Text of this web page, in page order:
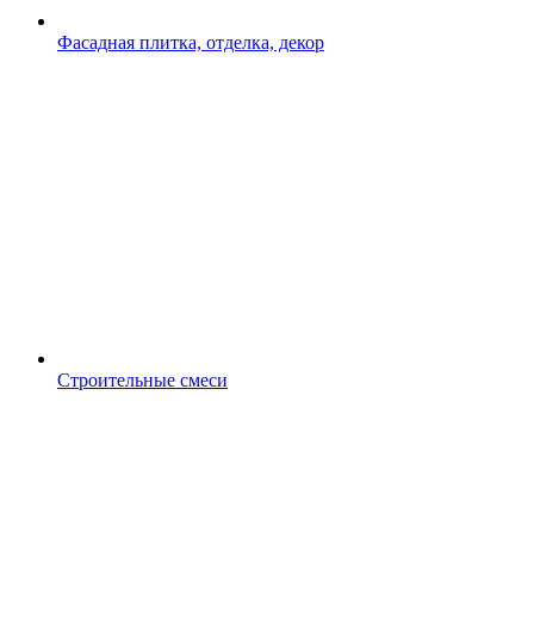
Фасадная плитка, отделка, декор
Строительные смеси